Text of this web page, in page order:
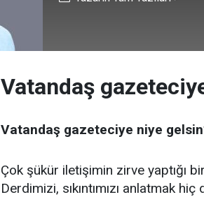
Vatandaş
Vatandaş gazeteciye niye
Çok şükür iletişimin zirve yaptığı
Derdimizi, sıkıntımızı anlatmak